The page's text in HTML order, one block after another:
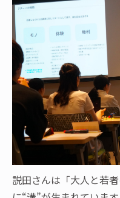
説田さんは「大人と若